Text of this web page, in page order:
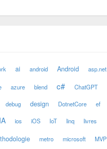
ai android Android asp.net
azure blend c# ChatGPT
debug design DotnetCore ef
IA ios iOS IoT linq livres
metro microsoft MVP